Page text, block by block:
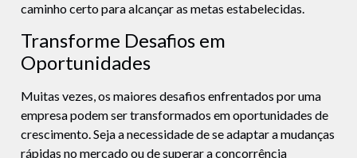
caminho certo para alcançar as metas estabelecidas.
Transforme Desafios em
Oportunidades
Muitas vezes, os maiores desafios enfrentados por uma
empresa podem ser transformados em oportunidades de
crescimento. Seja a necessidade de se adaptar a mudanças
rápidas no mercado ou de superar a concorrência